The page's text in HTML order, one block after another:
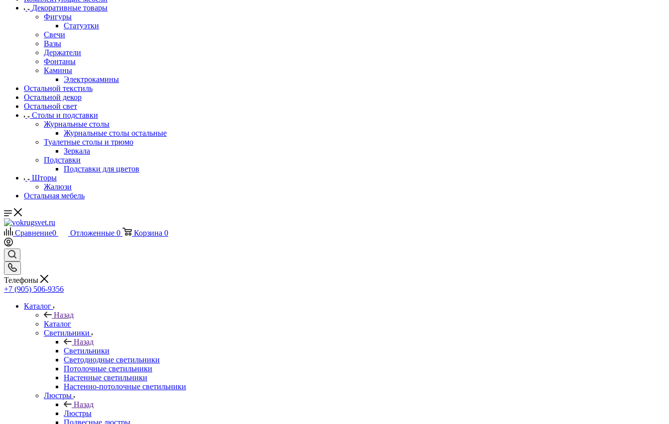
Декоративные товары
Фигуры
Статуэтки
Свечи
Вазы
Держатели
Фонтаны
Камины
Электрокамины
Остальной текстиль
Остальной декор
Остальной свет
Столы и подставки
Журнальные столы
Журнальные столы остальные
Туалетные столы и трюмо
Зеркала
Подставки
Подставки для цветов
Шторы
Жалюзи
Остальная мебель
Сравнение0 Отложенные 0 Корзина 0
Телефоны
+7 (905) 506-9356
Каталог
Назад
Каталог
Светильники
Назад
Светильники
Светодиодные светильники
Потолочные светильники
Настенные светильники
Настенно-потолочные светильники
Люстры
Назад
Люстры
Подвесные люстры